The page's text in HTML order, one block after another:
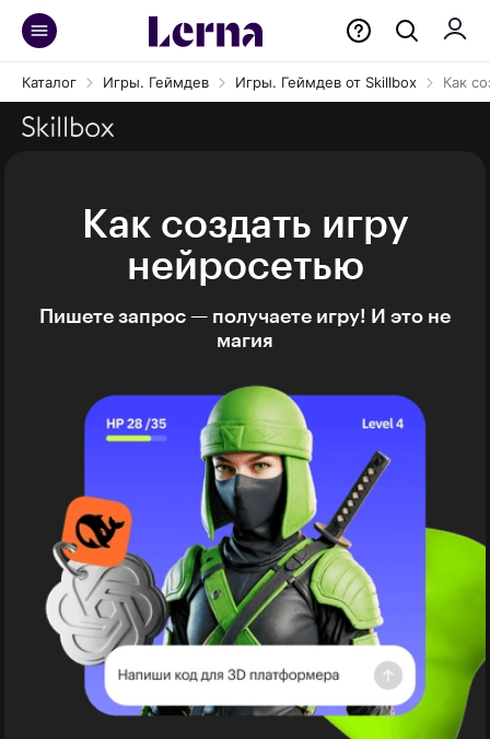
Каталог Игры. Геймдев Игры. Геймдев от Skillbox Как
Как создать игру
нейросетью
Пишете запрос — получаете игру! И это не
магия